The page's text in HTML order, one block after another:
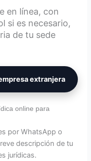
en línea, con
si es necesario,
de tu sede
extranjera
online para
por WhatsApp o
descripción de tu
jurídicas.